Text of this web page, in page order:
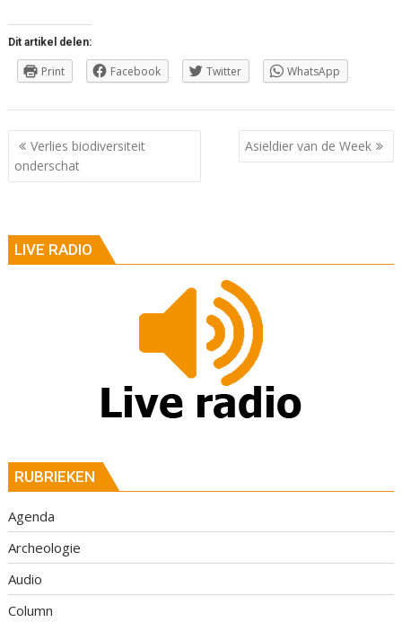
Dit artikel delen:
Print Facebook Twitter WhatsApp
Berichtnavigatie
Verlies biodiversiteit
onderschat
Asieldier van de Week
LIVE RADIO
RUBRIEKEN
Agenda
Archeologie
Audio
Column